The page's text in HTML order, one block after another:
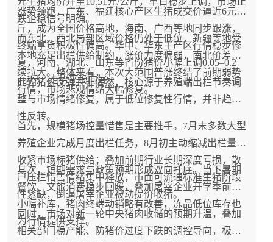
跌企稳信号明确。
涨势领跑，广东、福建核心产区生猪成交价逼近6元/
斤，成为全国价格高地，海南、广西等地同步跟涨，
终端拿货积极性偏高。华中、华东主产区行情稳步修
复，河南、湖北、山东等省份猪价小幅上调0.05–0.2
元/斤，走势平稳向好。
而东北、西北局部区域价格仍处于低位，新疆等地受
本地充足出栏供给制约，涨价力度偏弱，南北价差持
续拉大。整体来看，本次大范围普涨终结了前期弱势
行情，市场悲观情绪大幅修复。
此轮猪价反弹并非偶然，核心源于养殖端出栏节奏调
整与市场情绪修复，属于低位修复性行情，并非趋势
性反转。
首先，规模猪场控量惜售是主要推手。7月末多数大型
养殖企业完成月度出栏任务，8月初主动缩减出栏量，
收紧市场标猪供给；叠加前期行业长期深度亏损，散
户压栏惜售情绪集中释放，市面可流通标准生猪阶段
性紧缺，倒逼屠宰企业被动提价收猪。
其次，短期需求与政策预期形成双向托底。当下暑期
餐饮、文旅消费稳步回暖，叠加屠宰企业开学季前置
小幅补库，猪肉终端动销略有改善，冻品低位库存也
为行情提供支撑。
同时，市场对新一轮中央猪肉收储的预期升温，叠加
相关部门稳产能、防猪价过度下跌的调控导向，极大